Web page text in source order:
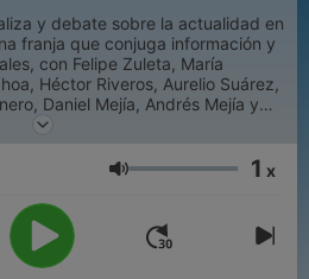
y debate sobre la actualidad en
franja que conjuga información y
con Felipe Zuleta, María
Héctor Riveros, Aurelio Suárez,
Daniel Mejía, Andrés Mejía y
Volumen 1 x